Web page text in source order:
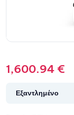
1,600.94 €
Εξαντλημένο